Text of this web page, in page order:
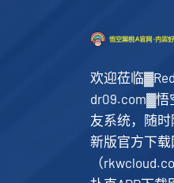
欢迎莅临
dr09.com▓悟
友系统，随
新版官方下载
（